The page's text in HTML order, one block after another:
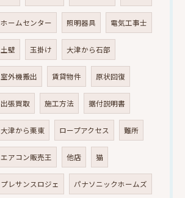
ホームセンター 照明器具 電気工事士
土壁 玉掛け 大津から石部
室外機搬出 賃貸物件 原状回復
出張買取 施工方法 据付説明書
大津から栗東 ロープアクセス 難所
エアコン販売王 他店 猫
プレサンスロジェ パナソニックホームズ